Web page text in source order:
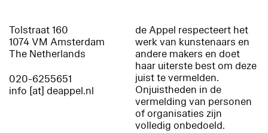
Tolstraat 160
1074 VM Amsterdam
The Netherlands
020-6255651
info [at] deappel.nl
de Appel respecteert het
werk van kunstenaars en
andere makers en doet
haar uiterste best om deze
juist te vermelden.
Onjuistheden in de
vermelding van personen
of organisaties zijn
volledig onbedoeld.